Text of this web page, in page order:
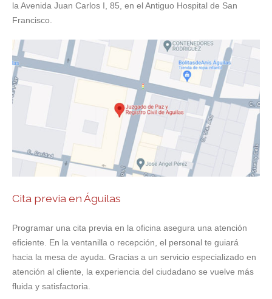
la Avenida Juan Carlos I, 85, en el Antiguo Hospital de San
Francisco.
Cita previa en Águilas
Programar una cita previa en la oficina asegura una atención
eficiente. En la ventanilla o recepción, el personal te guiará
hacia la mesa de ayuda. Gracias a un servicio especializado en
atención al cliente, la experiencia del ciudadano se vuelve más
fluida y satisfactoria.